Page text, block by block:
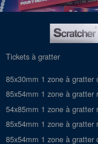
Tickets à gratter
85x30mm 1 zone à gratter
85x54mm 1 zone à gratter
54x85mm 1 zone à gratter
85x54mm 1 zone à gratter
85x54mm 1 zone à gratter